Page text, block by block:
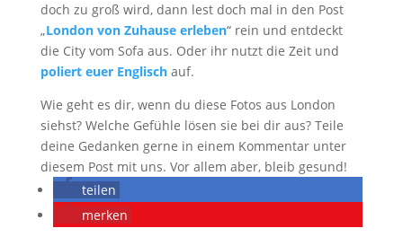
doch zu groß wird, dann lest doch mal in den Post
„London von Zuhause erleben“ rein und entdeckt
die City vom Sofa aus. Oder ihr nutzt die Zeit und
poliert euer Englisch auf.
Wie geht es dir, wenn du diese Fotos aus London
siehst? Welche Gefühle lösen sie bei dir aus? Teile
deine Gedanken gerne in einem Kommentar unter
diesem Post mit uns. Vor allem aber, bleib gesund!
teilen
merken